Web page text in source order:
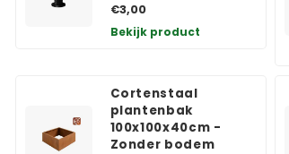
€3,00
Bekijk product
Cortenstaal
plantenbak
100x100x40cm -
Zonder bodem